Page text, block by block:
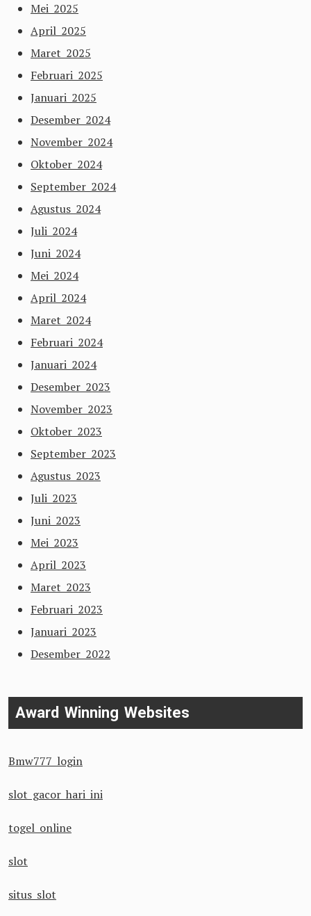
Mei 2025
April 2025
Maret 2025
Februari 2025
Januari 2025
Desember 2024
November 2024
Oktober 2024
September 2024
Agustus 2024
Juli 2024
Juni 2024
Mei 2024
April 2024
Maret 2024
Februari 2024
Januari 2024
Desember 2023
November 2023
Oktober 2023
September 2023
Agustus 2023
Juli 2023
Juni 2023
Mei 2023
April 2023
Maret 2023
Februari 2023
Januari 2023
Desember 2022
Award Winning Websites
Bmw777 login
slot gacor hari ini
togel online
slot
situs slot